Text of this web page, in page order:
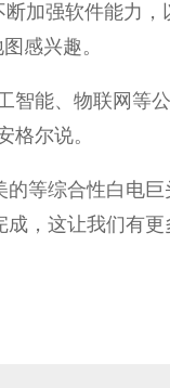
加强软件能力
感兴趣。
能、物联网等
格尔说。
等综合性白电
，这让我们有